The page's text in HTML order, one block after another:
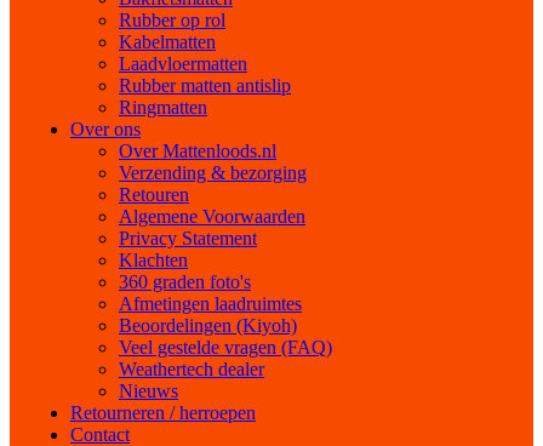
Rubber op rol
Kabelmatten
Laadvloermatten
Rubber matten antislip
Ringmatten
Over ons
Over Mattenloods.nl
Verzending & bezorging
Retouren
Algemene Voorwaarden
Privacy Statement
Klachten
360 graden foto's
Afmetingen laadruimtes
Beoordelingen (Kiyoh)
Veel gestelde vragen (FAQ)
Weathertech dealer
Nieuws
Retourneren / herroepen
Contact